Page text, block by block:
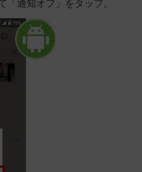
「通知オフ」をタップ。